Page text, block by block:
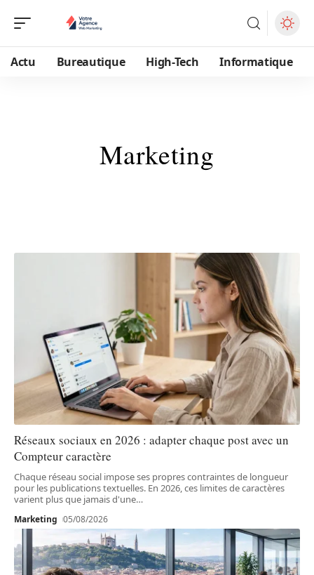
Actu Bureautique High-Tech Informatique
Marketing
Réseaux sociaux en 2026 : adapter chaque post avec un
Compteur caractère
Chaque réseau social impose ses propres contraintes de longueur
pour les publications textuelles. En 2026, ces limites de caractères
varient plus que jamais d'une…
Marketing 05/08/2026